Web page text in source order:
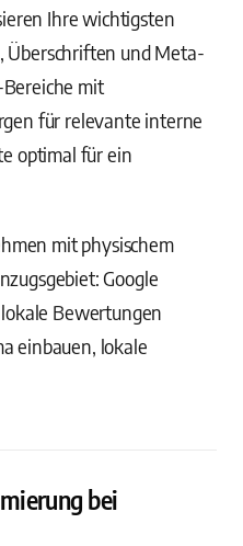
Ihre wichtigsten
Überschriften und Meta-
mit
für relevante interne
optimal für ein
mit physischem
Google
Bewertungen
einbauen, lokale
bei